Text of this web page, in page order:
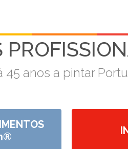
45 anos a pintar